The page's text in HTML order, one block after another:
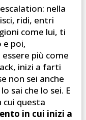
nella
ridi, entri
come lui, ti
e poi,
più come
inizi a farti
non sei anche
sai che lo sei. E
cui questa
in cui inizi a